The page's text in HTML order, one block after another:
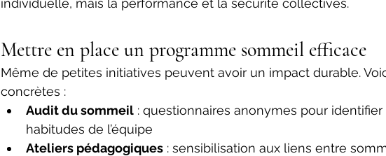
individuelle, mais la performance et la sécurité collectives.
Mettre en place un programme sommeil efficace
Même de petites initiatives peuvent avoir un impact durable.
concrètes :
Audit du sommeil : questionnaires anonymes pour
habitudes de l’équipe
Ateliers pédagogiques : sensibilisation aux liens entre